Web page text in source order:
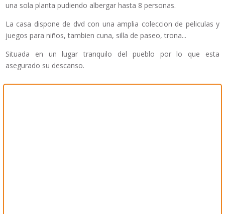
una sola planta pudiendo albergar hasta 8 personas.
La casa dispone de dvd con una amplia coleccion de peliculas y
juegos para niños, tambien cuna, silla de paseo, trona...
Situada en un lugar tranquilo del pueblo por lo que esta
asegurado su descanso.